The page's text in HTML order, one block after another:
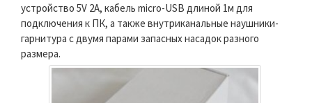
устройство 5V 2A, кабель micro-USB длиной 1м для
подключения к ПК, а также внутриканальные наушники-
гарнитура с двумя парами запасных насадок разного
размера.